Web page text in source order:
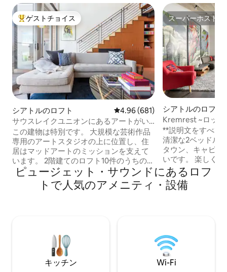
大好評のゲストチョイスです。
ゲストチョイス
シアトルのロフト レビュー681件、5つ星中4.96つ
4.96 (681)
サウスレイクユニオンにあるアートがい
っぱいのインダストリアルロフト
この建物は特別です。 大規模な芸術作品
専用のアートスタジオの上に位置し、住
居はマッドアートのミッションを支えて
います。 2階建てのロフト10件のうちの1
件で、750平方フィート（70平方メート
ル）の広さに加え、デッキとBBQのある
共用屋上デッキへのアクセスが特徴で
のスチールの壁のアクセント、露出した
スチール構造、天然のモミの天井、絶妙
なバスルームとキッチンの備品は、完全
にノースウェストの素材のパレットを表
スーパーホスト
スーパーホスト
シアトルのロフト
Kremrest ~ロッ
ロフト、清潔、楽
**説明文をすべてお
清潔な2ベッドル
タウン、キャピト
いです。 楽しく、開放的な空間。すべて
の主要な目的地ま
すぐの場所にあり
マーケット、パ
Wi-Fi、デッキ、
出しのレンガ、コ
窓、花崗岩のカウ
説明をすべてお読
ピュージェット・サウンドにあるロフ
トで人気のアメニティ・設備
キッチン Wi-Fi